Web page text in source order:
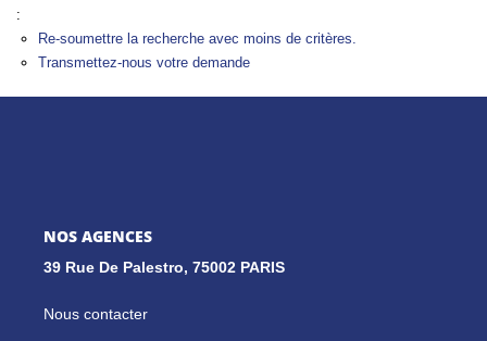
LOCATIONS
NOS CABINETS
:
Re-soumettre la recherche avec moins de critères.
Transmettez-nous votre demande
NOS AGENCES
39 Rue De Palestro, 75002 PARIS
Nous contacter